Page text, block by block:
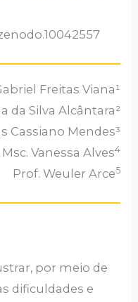
Freitas Viana¹
da Silva Alcântara²
Cassiano Mendes³
Vanessa Alves4
Prof. Weuler Arce5
por meio de
dificuldades e